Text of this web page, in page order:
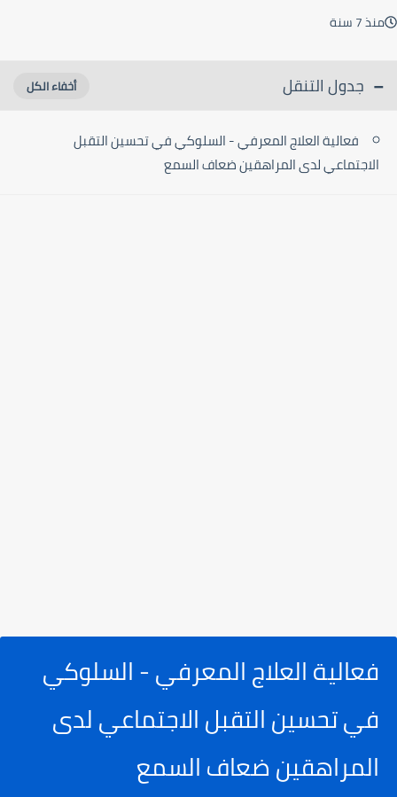
منذ 7 سنة
جدول التنقل
فعالية العلاج المعرفي - السلوكي في تحسين التقبل
الاجتماعي لدى المراهقين ضعاف السمع
فعالية العلاج المعرفي - السلوكي
في تحسين التقبل الاجتماعي لدى
المراهقين ضعاف السمع